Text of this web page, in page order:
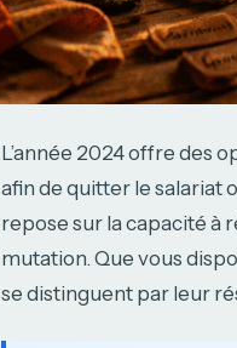
L’année 2024 offre des
afin de quitter le salariat
repose sur la capacité à
mutation. Que vous
se distinguent par leur